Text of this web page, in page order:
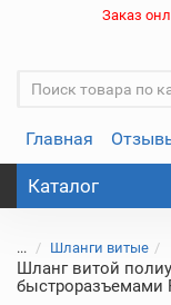
Заказ
Главная
Каталог
... Шланги витые
Шланг витой
быстроразъемами